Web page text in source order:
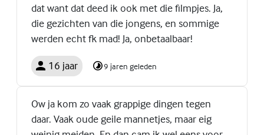
dat want dat deed ik ook met die filmpjes. Ja,
die gezichten van die jongens, en sommige
werden echt fk mad! Ja, onbetaalbaar!
16 jaar 9 jaren geleden
Ow ja kom zo vaak grappige dingen tegen
daar. Vaak oude geile mannetjes, maar eig